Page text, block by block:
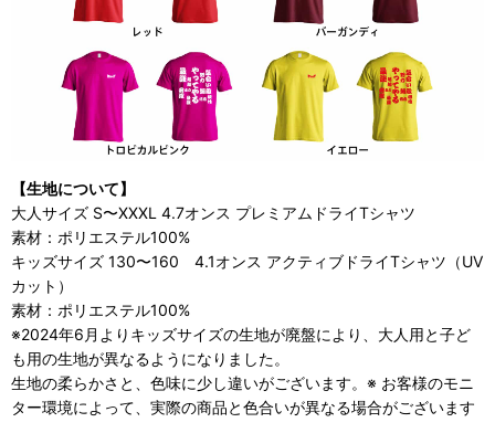
【生地について】
大人サイズ S〜XXXL 4.7オンス プレミアムドライTシャツ
素材：ポリエステル100%
キッズサイズ 130〜160 4.1オンス アクティブドライTシャツ（UV
カット）
素材：ポリエステル100%
※2024年6月よりキッズサイズの生地が廃盤により、大人用と子ど
も用の生地が異なるようになりました。
生地の柔らかさと、色味に少し違いがございます。※ お客様のモニ
ター環境によって、実際の商品と色合いが異なる場合がございます